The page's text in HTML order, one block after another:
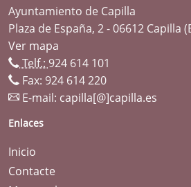
Ayuntamiento de Capilla
Plaza de España, 2 - 06612 Capilla
Ver mapa
Telf.: 924 614 101
Fax: 924 614 220
E-mail: capilla[@]capilla.es
Enlaces
Inicio
Contacte